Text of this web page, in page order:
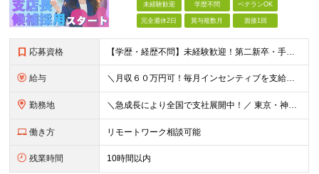
未経験歓迎 学歴不問 ベテランOK
完全週休2日 賞与複数月 面接1回
応募資格 【学歴・経歴不問】未経験歓迎！第⼆新卒・⼿に職をつけたい・新たな挑戦者⼤歓迎！⼈柄・意欲重視の採⽤♪ ＼これまでの経験・スキルは⼀切不問／ 新たな⼀歩を全⼒で応援します！ ★経歴・学歴不問 ★未経
給与 ＼⽉収６０万円可！毎⽉インセンティブを⽀給／ ⽉給３０万円〜+ダブルインセンティブ（個⼈+⽀店達成率に応じて） ※営業⼿当含む ▼下記固定残業代を含みます ・関東圏：5万8000円〜（⽉36h分）＋
勤務地 ＼急成⻑により全国で⽀社展開中！／ 東京・神奈川・埼⽟・千葉・⼤阪・名古屋・神⼾・新潟・⾦沢・京都・広島・福岡などで募集中！ ★東京、⼤阪、名古屋、福岡は急募のため、特に選考優遇します★ ◎勤務地は
働き方 リモートワーク相談可能
残業時間 10時間以内